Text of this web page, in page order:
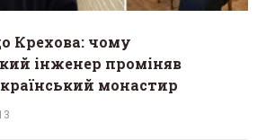
Крехова: чому
інженер проміняв
монастир